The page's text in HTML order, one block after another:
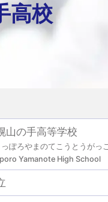
高校
山の手高等学校
っぽろやまのてこうとうがっ
Yamanote High School